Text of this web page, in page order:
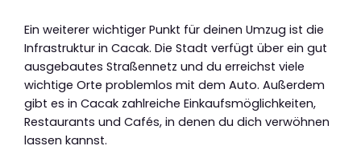
Ein weiterer wichtiger Punkt für deinen Umzug ist die
Infrastruktur in Cacak. Die Stadt verfügt über ein gut
ausgebautes Straßennetz und du erreichst viele
wichtige Orte problemlos mit dem Auto. Außerdem
gibt es in Cacak zahlreiche Einkaufsmöglichkeiten,
Restaurants und Cafés, in denen du dich verwöhnen
lassen kannst.